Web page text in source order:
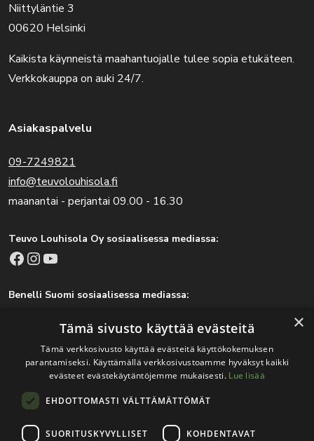
Niittyläntie 3
00620 Helsinki
Kaikista käynneistä maahantuojalle tulee sopia etukäteen.
Verkkokauppa on auki 24/7.
Asiakaspalvelu
09-7249821
info@teuvolouhisola.fi
maanantai - perjantai 09.00 - 16.30
Teuvo Louhisola Oy sosiaalisessa mediassa:
Facebook Instagram YouTube
Benelli Suomi sosiaalisessa mediassa:
Tärkeitä linkkejä
Rekisteri- ja tietosuojaseloste
Jälleenmyyjät
×
Tämä sivusto käyttää evästeitä
Tämä verkkosivusto käyttää evästeitä käyttökokemuksen
parantamiseksi. Käyttämällä verkkosivustoamme hyväksyt kaikki
evästeet evästekäytäntöjemme mukaisesti. Lue lisää
EHDOTTOMASTI VÄLTTÄMÄTTÖMÄT
SUORITUSKYVYLLISET KOHDENTAVAT